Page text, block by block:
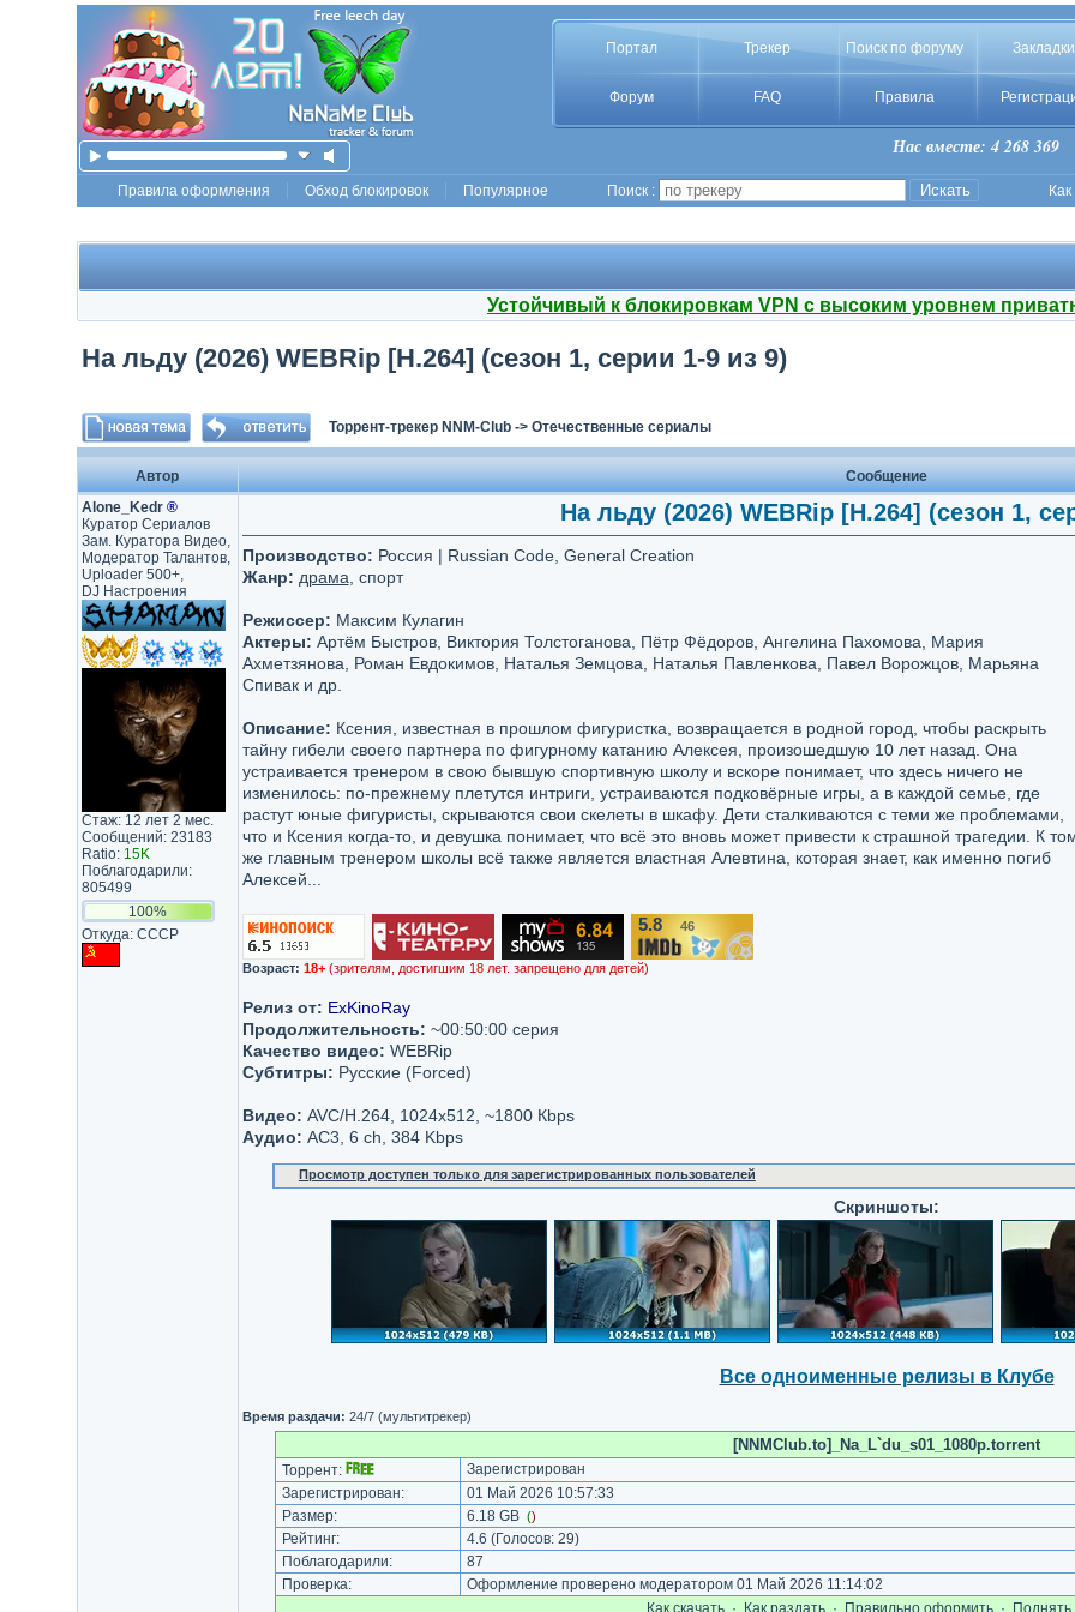
Портал Трекер Поиск по форуму Закладки
Форум FAQ Правила
Нас вместе: 4 268 369
Правила оформления Обход блокировок Популярное Поиск :
Устойчивый к блокировкам VPN с высоким уровнем
На льду (2026) WEBRip [H.264] (сезон 1, серии 1-9 из 9)
Торрент-трекер NNM-Club-> Отечественные сериалы
Автор
Сообщение
Alone_Kedr ®
Куратор Сериалов
Зам. Куратора Видео,
Модератор Талантов,
Uploader 500+,
DJ Настроения
Стаж: 12 лет 2 мес.
Сообщений: 23183
Ratio: 15K
Поблагодарили:
805499
100%
Откуда: CCCP
На льду (2026) WEBRip [H.264] (сезон 1,
Производство: Россия | Russian Code, General Creation
Жанр: драма , спорт
Режиссер: Максим Кулагин
Актеры: Артём Быстров, Виктория Толстоганова, Пётр Фёдоров, Ангелина Пахомова, Мария
Ахметзянова, Роман Евдокимов, Наталья Земцова, Наталья Павленкова, Павел Ворожцов, Марьяна
Спивак и др.
Описание: Ксения, известная в прошлом фигуристка, возвращается в родной город, чтобы раскрыть
тайну гибели своего партнера по фигурному катанию Алексея, произошедшую 10 лет назад. Она
устраивается тренером в свою бывшую спортивную школу и вскоре понимает, что здесь ничего не
изменилось: по-прежнему плетутся интриги, устраиваются подковёрные игры, а в каждой семье, где
растут юные фигуристы, скрываются свои скелеты в шкафу. Дети сталкиваются с теми же проблемами,
что и Ксения когда-то, и девушка понимает, что всё это вновь может привести к страшной трагедии. К
же главным тренером школы всё также является властная Алевтина, которая знает, как именно погиб
Алексей...
5.8/10 46
Возраст: 18+ (зрителям, достигшим 18 лет. запрещено для детей)
Релиз от: ExKinoRay
Продолжительность: ~00:50:00 серия
Качество видео: WEBRip
Субтитры: Русские (Forсed)
Видео: AVC/H.264, 1024х512, ~1800 Кbps
Аудио: AC3, 6 ch, 384 Kbps
Просмотр доступен только для зарегистрированных пользователей
Скриншоты:
Все одноименные релизы в Клубе
Время раздачи: 24/7 (мультитрекер)
[NNMClub.to]_Na_L`du_s01_1080p.torrent
Торрент:
Зарегистрирован
Зарегистрирован:
01 Май 2026 10:57:33
Размер:
6.18 GB ()
Рейтинг: 4.6 (Голосов: 29)
Поблагодарили:
87
Проверка:
Оформление проверено модератором 01 Май 2026 11:14:02
Как cкачать · Как раздать · Правильно оформить · Поднять